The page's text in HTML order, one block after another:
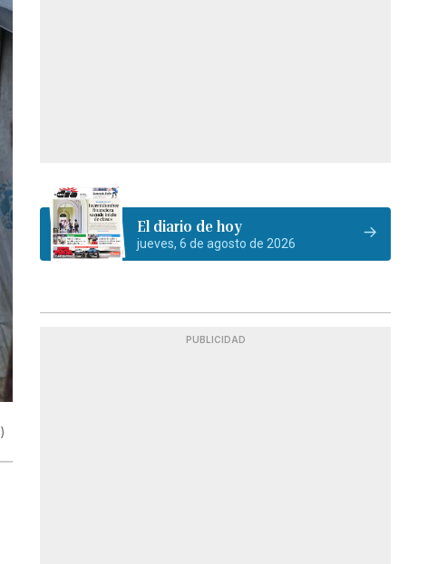
)
El diario de hoy
jueves, 6 de agosto de 2026
PUBLICIDAD